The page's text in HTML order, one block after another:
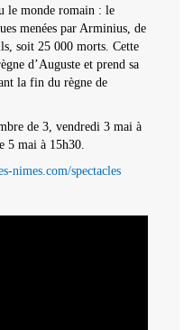
le monde romain : le
menées par Arminius, de
soit 25 000 morts. Cette
d’Auguste et prend sa
la fin du règne de
de 3, vendredi 3 mai à
5 mai à 15h30.
nimes.com/spectacles